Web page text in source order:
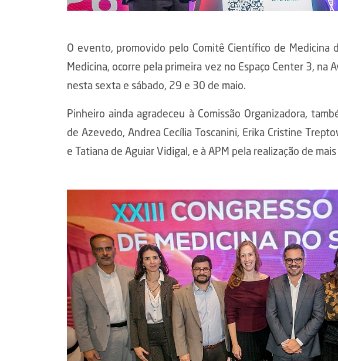
O evento, promovido pelo Comitê Científico de Medicina
Medicina, ocorre pela primeira vez no Espaço Center 3, na
nesta sexta e sábado, 29 e 30 de maio.
Pinheiro ainda agradeceu à Comissão Organizadora,
de Azevedo, Andrea Cecília Toscanini, Erika Cristine
e Tatiana de Aguiar Vidigal, e à APM pela realização de